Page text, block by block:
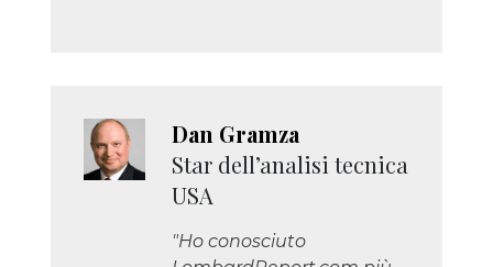
Dan Gramza
Star dell’analisi tecnica
USA
"Ho conosciuto